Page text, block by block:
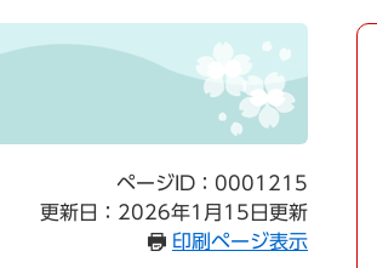
ページID：0001215
更新日：2026年1月15日更新
印刷ページ表示